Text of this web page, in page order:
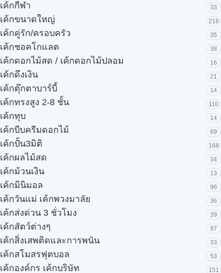
เค้กกีฬา 33
เค้กขนาดใหญ่ 216
เค้กคู่รัก/ครอบครัว 35
เค้กชอคโกแลต 38
เค้กดอกไม้สด / เค้กดอกไม้ปลอม 16
เค้กดึงเงิน 21
เค้กตุ๊กตาบาร์บี้ 14
เค้กทรงสูง 2-8 ชั้น 110
เค้กทุบ 14
เค้กบีบครีมดอกไม้ 69
เค้กปั้น3มิติ 168
เค้กผลไม้สด 34
เค้กม้วนเงิน 13
เค้กมินิมอล 96
เค้กวันแม่ เค้กพวงมาลัย 36
เค้กส่งด่วน 3 ชั่วโมง 39
เค้กสัตว์ต่างๆ 97
เค้กสิ่งเสพติดและการพนัน 33
เค้กสโมสรฟุตบอล 53
เค้กองค์กร เค้กบริษัท 151